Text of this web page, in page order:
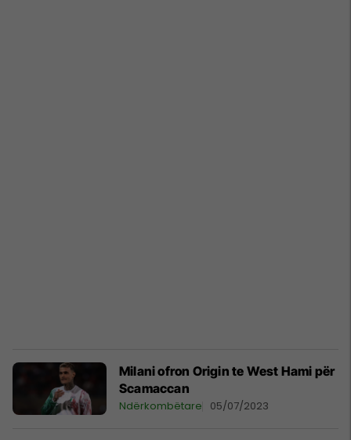
Milani ofron Origin te West Hami për
Scamaccan
Ndërkombëtare 05/07/2023